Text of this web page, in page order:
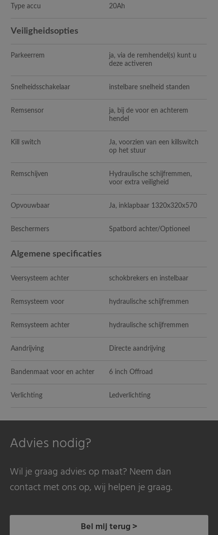
Type accu 20Ah
Veiligheidsopties
Parkeerrem
ja, via de remhendel(s) kunt u
deze activeren
Snelheidsschakelaar instelbare snelheid standen
Remsensor
ja, bij de voor en achterem
hendel
Kill switch
Ja, voorzien van een killswitch
op het stuur
Remschijven
Hydraulische schijfremmen,
voor extra veiligheid
Opvouwbaar Ja, inklapbaar 1320x320x570
Beschermers Spatbord achter/Optioneel
Algemene specificaties
Veersysteem achter schokbrekers en instelbaar
Remsysteem voor hydraulische schijfremmen
Remsysteem achter hydraulische schijfremmen
Aandrijving Directe aandrijving
Bandenmaat voor en achter 6 inch Offroad
Verlichting Ledverlichting
Advies nodig?
Wil je graag advies op maat? Neem dan
contact met ons op, wij helpen je graag.
Bel mij terug >